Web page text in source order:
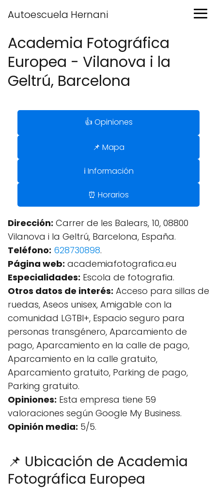
Autoescuela Hernani
Academia Fotográfica
Europea - Vilanova i la
Geltrú, Barcelona
👍 Opiniones
📌 Mapa
ℹ️ Información
⏰ Horarios
Dirección: Carrer de les Balears, 10, 08800
Vilanova i la Geltrú, Barcelona, España.
Teléfono: 628730898.
Página web: academiafotografica.eu
Especialidades: Escola de fotografia.
Otros datos de interés: Acceso para sillas de
ruedas, Aseos unisex, Amigable con la
comunidad LGTBI+, Espacio seguro para
personas transgénero, Aparcamiento de
pago, Aparcamiento en la calle de pago,
Aparcamiento en la calle gratuito,
Aparcamiento gratuito, Parking de pago,
Parking gratuito.
Opiniones: Esta empresa tiene 59
valoraciones según Google My Business.
Opinión media: 5/5.
📌 Ubicación de Academia
Fotográfica Europea